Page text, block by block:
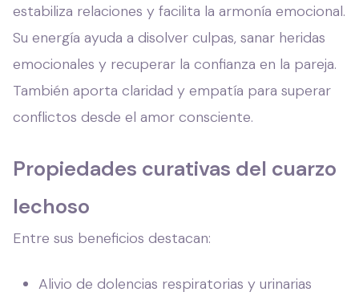
estabiliza relaciones y facilita la armonía emocional.
Su energía ayuda a disolver culpas, sanar heridas
emocionales y recuperar la confianza en la pareja.
También aporta claridad y empatía para superar
conflictos desde el amor consciente.
Propiedades curativas del cuarzo
lechoso
Entre sus beneficios destacan:
Alivio de dolencias respiratorias y urinarias